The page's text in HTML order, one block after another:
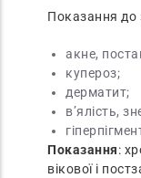
Показання до
акне,
купероз;
дерматит;
в’ялість,
Показання:
вікової і